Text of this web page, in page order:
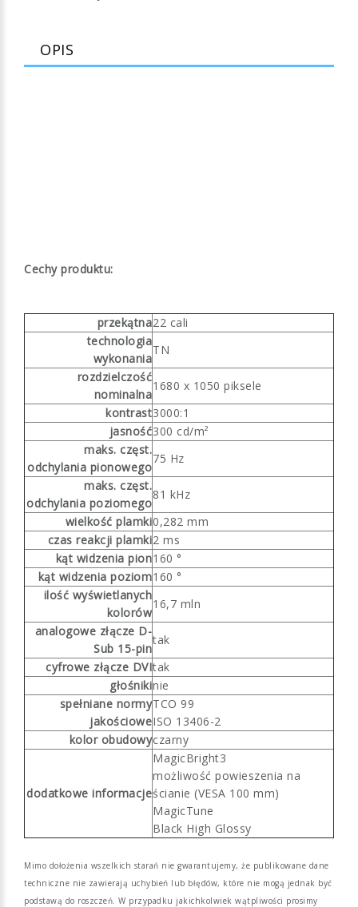
OPIS
Cechy produktu:
przekątna22 cali
technologia
wykonania
TN
rozdzielczość
nominalna
1680 x 1050 piksele
kontrast3000:1
jasność300 cd/m²
maks. częst.
odchylania pionowego
75 Hz
maks. częst.
odchylania poziomego
81 kHz
wielkość plamki0,282 mm
czas reakcji plamki2 ms
kąt widzenia pion160 °
kąt widzenia poziom160 °
ilość wyświetlanych
kolorów
16,7 mln
analogowe złącze D-
Sub 15-pin
tak
cyfrowe złącze DVItak
głośnikinie
spełniane normy
jakościowe
TCO 99
ISO 13406-2
kolor obudowyczarny
dodatkowe informacje
MagicBright3
możliwość powieszenia na
ścianie (VESA 100 mm)
MagicTune
Black High Glossy
Mimo dołożenia wszelkich starań nie gwarantujemy, że publikowane dane
techniczne nie zawierają uchybień lub błędów, które nie mogą jednak być
podstawą do roszczeń. W przypadku jakichkolwiek wątpliwości prosimy